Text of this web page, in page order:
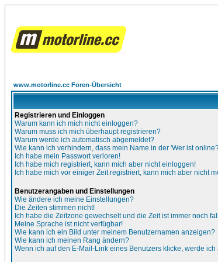
www.motorline.cc Foren-Übersicht
Registrieren und Einloggen
Warum kann ich mich nicht einloggen?
Warum muss ich mich überhaupt registrieren?
Warum werde ich automatisch abgemeldet?
Wie kann ich verhindern, dass mein Name in der 'Wer ist
Ich habe mein Passwort verloren!
Ich habe mich registriert, kann mich aber nicht einloggen!
Ich habe mich vor einiger Zeit registriert, kann mich aber nicht
Benutzerangaben und Einstellungen
Wie ändere ich meine Einstellungen?
Die Zeiten stimmen nicht!
Ich habe die Zeitzone gewechselt und die Zeit ist immer noch
Meine Sprache ist nicht verfügbar!
Wie kann ich ein Bild unter meinem Benutzernamen anzeigen?
Wie kann ich meinen Rang ändern?
Wenn ich auf den E-Mail-Link eines Benutzers klicke, werde